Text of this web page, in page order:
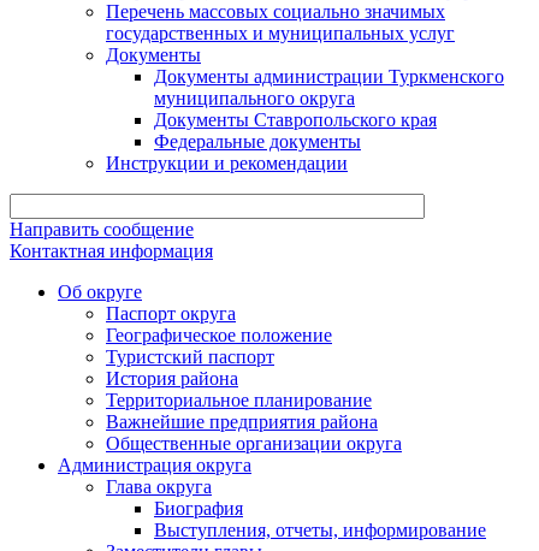
Перечень массовых социально значимых
государственных и муниципальных услуг
Документы
Документы администрации Туркменского
муниципального округа
Документы Ставропольского края
Федеральные документы
Инструкции и рекомендации
Направить сообщение
Контактная информация
Об округе
Паспорт округа
Географическое положение
Туристский паспорт
История района
Территориальное планирование
Важнейшие предприятия района
Общественные организации округа
Администрация округа
Глава округа
Биография
Выступления, отчеты, информирование